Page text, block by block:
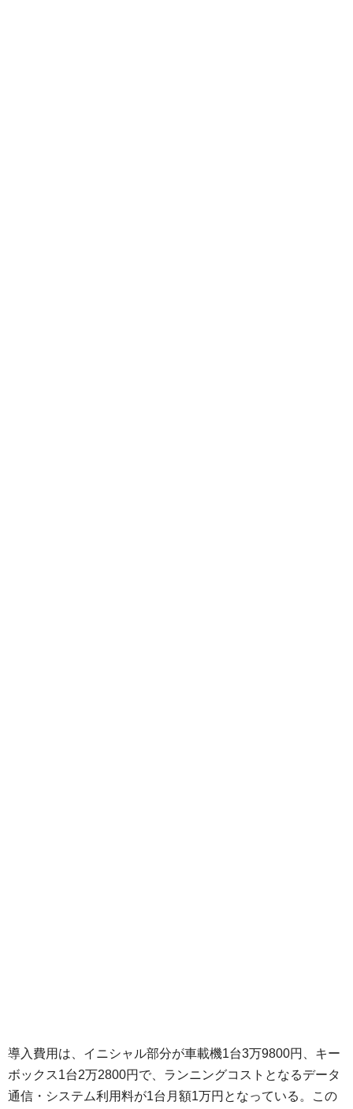
導入費用は、イニシャル部分が車載機1台3万9800円、キー
ボックス1台2万2800円で、ランニングコストとなるデータ
通信・システム利用料が1台月額1万円となっている。この